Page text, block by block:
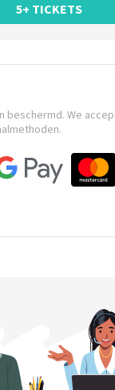
5+ TICKETS
beschermd. We